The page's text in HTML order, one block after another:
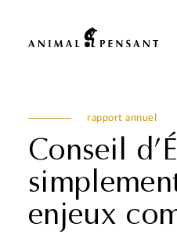
rapport annuel
Conseil
enjeux